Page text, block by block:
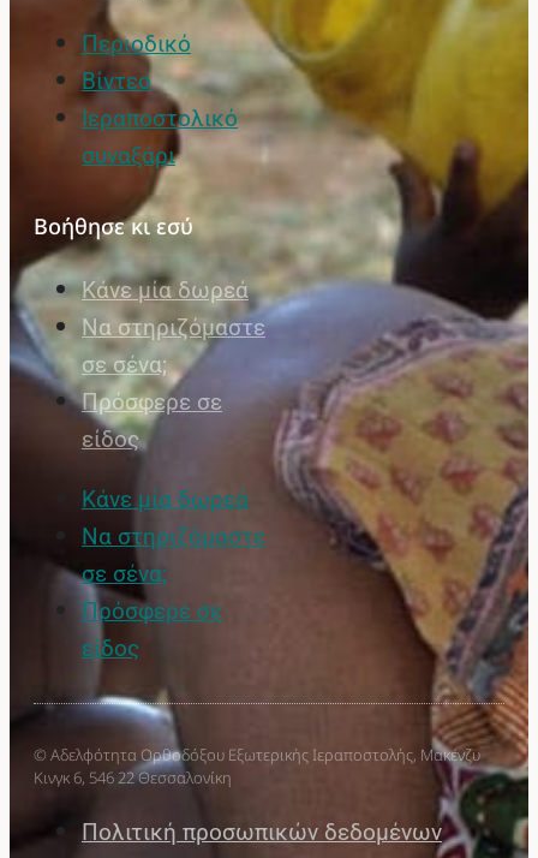
Περιοδικό
Βίντεο
Ιεραποστολικό
συναξάρι
Βοήθησε κι εσύ
Κάνε μία δωρεά
Να στηριζόμαστε
σε σένα;
Πρόσφερε σε
είδος
Κάνε μία δωρεά
Να στηριζόμαστε
σε σένα;
Πρόσφερε σε
είδος
© Αδελφότητα Ορθοδόξου Εξωτερικής Ιεραποστολής, Μακένζυ
Κινγκ 6, 546 22 Θεσσαλονίκη
Πολιτική προσωπικών δεδομένων